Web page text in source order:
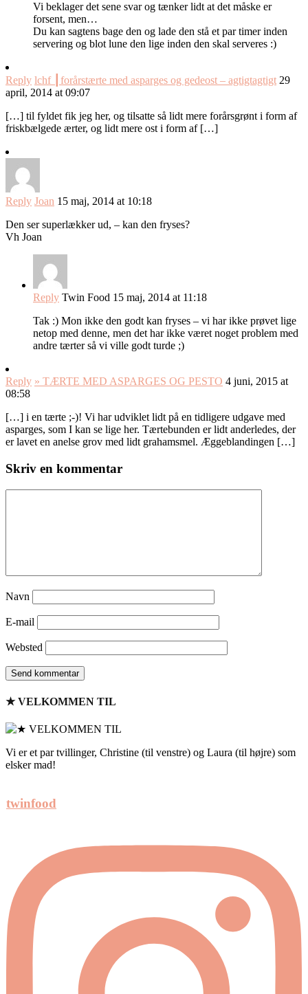
Vi beklager det sene svar og tænker lidt at det måske er
forsent, men…
Du kan sagtens bage den og lade den stå et par timer inden
servering og blot lune den lige inden den skal serveres :)
Reply lchf ┃forårstærte med asparges og gedeost – agtigtagtigt 29
april, 2014 at 09:07
[…] til fyldet fik jeg her, og tilsatte så lidt mere forårsgrønt i form af
friskbælgede ærter, og lidt mere ost i form af […]
Reply Joan 15 maj, 2014 at 10:18
Den ser superlækker ud, – kan den fryses?
Vh Joan
Reply Twin Food 15 maj, 2014 at 11:18
Tak :) Mon ikke den godt kan fryses – vi har ikke prøvet lige
netop med denne, men det har ikke været noget problem med
andre tærter så vi ville godt turde ;)
Reply » TÆRTE MED ASPARGES OG PESTO 4 juni, 2015 at
08:58
[…] i en tærte ;-)! Vi har udviklet lidt på en tidligere udgave med
asparges, som I kan se lige her. Tærtebunden er lidt anderledes, der
er lavet en anelse grov med lidt grahamsmel. Æggeblandingen […]
Skriv en kommentar
Navn
E-mail
Websted
★ VELKOMMEN TIL
Vi er et par tvillinger, Christine (til venstre) og Laura (til højre) som
elsker mad!
twinfood